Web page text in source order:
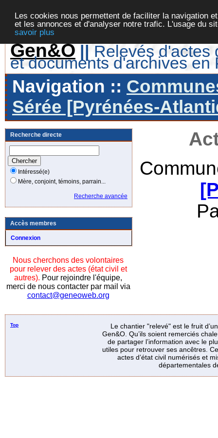
Les cookies nous permettent de faciliter la navigation
et les annonces et d'analyser notre trafic. L'usage du
savoir plus
Gen&O || Relevés d'actes
et documents d'archives en
Navigation ::
Sérée [Pyrénées-
Recherche directe
Intéressé(e)
Mère, conjoint, témoins, parrain...
Recherche avancée
Accès membres
Connexion
Nous cherchons des volontaires
pour relever des actes (état civil et
autres). Pour rejoindre l'équipe,
merci de nous contacter par mail via
contact@geneoweb.org
Top
Le chantier "relevé" est le fruit
Gen&O. Qu’ils soient remerciés
de partager l’information avec le
utiles pour retrouver ses ancêtres.
actes d’état civil numérisés et
départementales